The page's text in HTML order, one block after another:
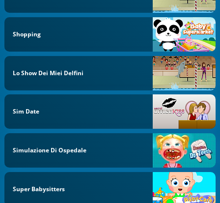
Shopping
Lo Show Dei Miei Delfini
Sim Date
Simulazione Di Ospedale
Super Babysitters